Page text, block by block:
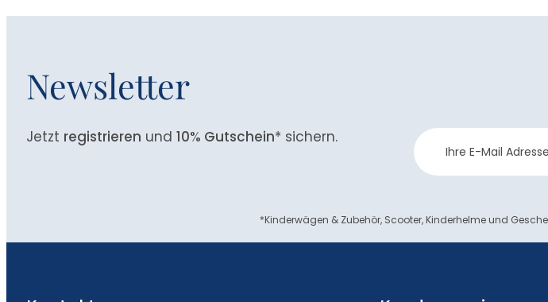
Newsletter
Jetzt registrieren und 10% Gutschein* sichern.
Newsletter
Anmeldung
*Kinderwägen & Zubehör, Scooter, Kinderhelme und